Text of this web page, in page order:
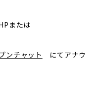
または
ンチャット
にてアナウ